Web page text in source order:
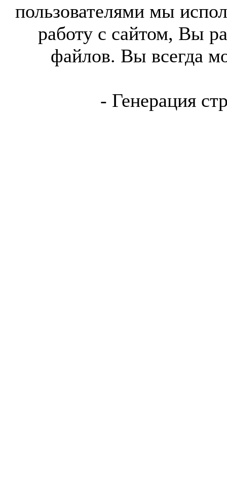
пользователями мы
работу с сайтом, Вы
файлов. Вы всегда
- Генерация